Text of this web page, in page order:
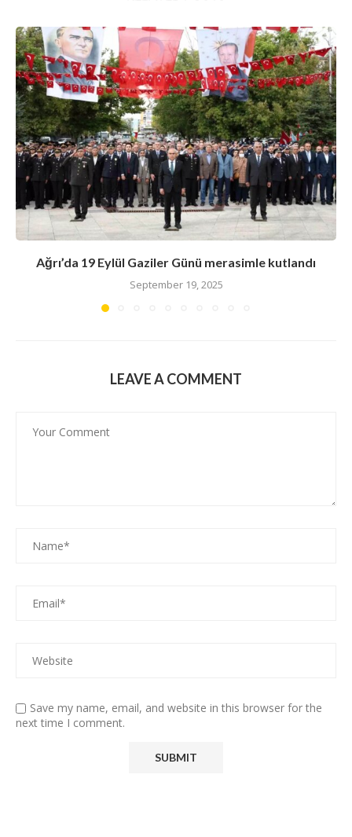
Ağrı’da 19 Eylül Gaziler Günü merasimle kutlandı
September 19, 2025
LEAVE A COMMENT
Save my name, email, and website in this browser for the
next time I comment.